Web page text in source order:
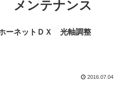
メンテナンス
ーネットＤＸ 光軸調整
2016.07.04